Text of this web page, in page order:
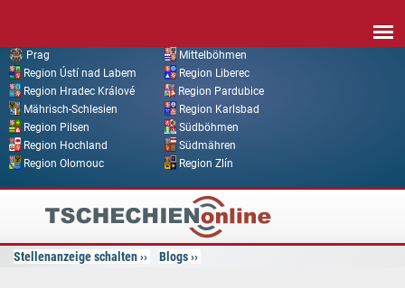
Prag
Mittelböhmen
Region Ústí nad Labem
Region Liberec
Region Hradec Králové
Region Pardubice
Mährisch-Schlesien
Region Karlsbad
Region Pilsen
Südböhmen
Region Hochland
Südmähren
Region Olomouc
Region Zlín
Tschechien
Online
Stellenanzeige schalten Blogs